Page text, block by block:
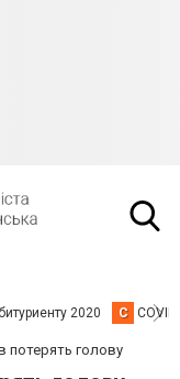
2020 C
потерять голову